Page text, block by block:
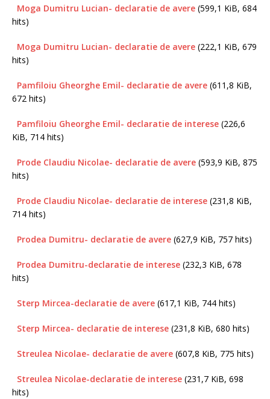
Moga Dumitru Lucian- declaratie de avere (599,1 KiB, 684
hits)
Moga Dumitru Lucian- declaratie de avere (222,1 KiB, 679
hits)
Pamfiloiu Gheorghe Emil- declaratie de avere (611,8 KiB,
672 hits)
Pamfiloiu Gheorghe Emil- declaratie de interese (226,6
KiB, 714 hits)
Prode Claudiu Nicolae- declaratie de avere (593,9 KiB, 875
hits)
Prode Claudiu Nicolae- declaratie de interese (231,8 KiB,
714 hits)
Prodea Dumitru- declaratie de avere (627,9 KiB, 757 hits)
Prodea Dumitru-declaratie de interese (232,3 KiB, 678
hits)
Sterp Mircea-declaratie de avere (617,1 KiB, 744 hits)
Sterp Mircea- declaratie de interese (231,8 KiB, 680 hits)
Streulea Nicolae- declaratie de avere (607,8 KiB, 775 hits)
Streulea Nicolae-declaratie de interese (231,7 KiB, 698
hits)